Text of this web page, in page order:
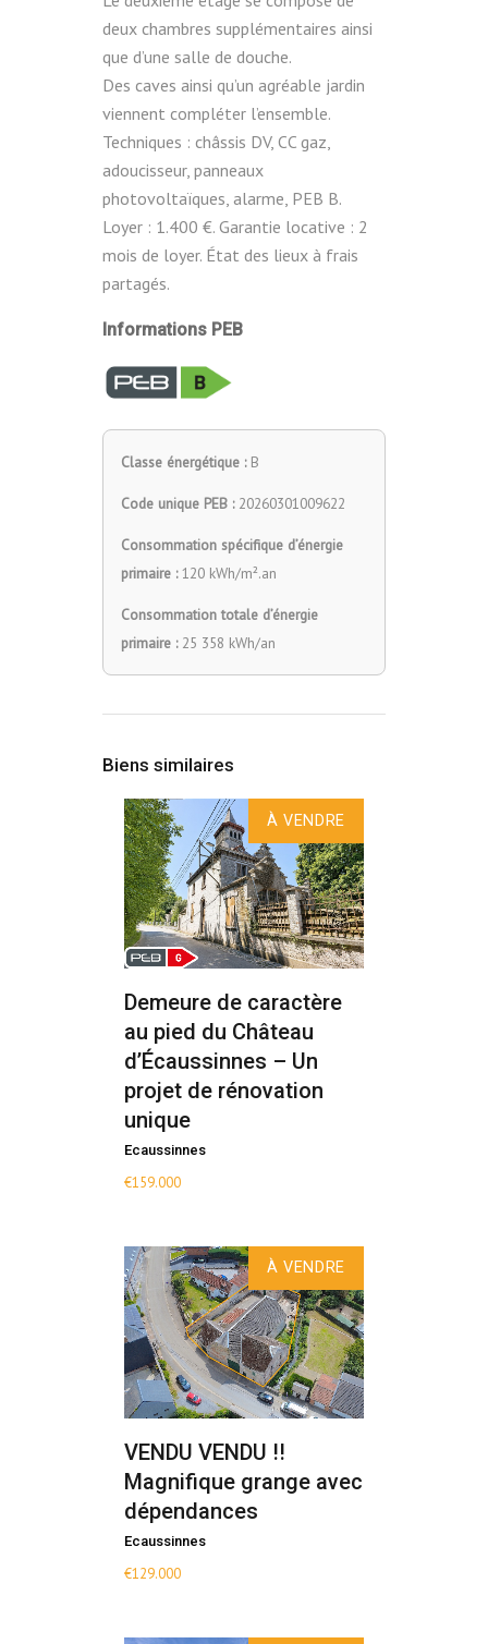
deux chambres supplémentaires ainsi
que d’une salle de douche.
Des caves ainsi qu’un agréable jardin
viennent compléter l’ensemble.
Techniques : châssis DV, CC gaz,
adoucisseur, panneaux
photovoltaïques, alarme, PEB B.
Loyer : 1.400 €. Garantie locative : 2
mois de loyer. État des lieux à frais
partagés.
Informations PEB
Classe énergétique :B
Code unique PEB :20260301009622
Consommation spécifique d’énergie
primaire :120 kWh/m².an
Consommation totale d’énergie
primaire :25 358 kWh/an
Biens similaires
À VENDRE
Demeure de caractère
au pied du Château
d’Écaussinnes – Un
projet de rénovation
unique
Ecaussinnes
€159.000
À VENDRE
VENDU VENDU !!
Magnifique grange avec
dépendances
Ecaussinnes
€129.000